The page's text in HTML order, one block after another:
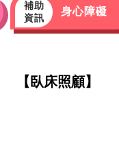
補助
資訊
身心障礙
【臥床照顧】